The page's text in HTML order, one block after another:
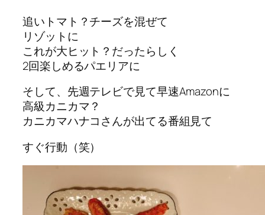
追いトマト？チーズを混ぜて
リゾットに
これが大ヒット？だったらしく
2回楽しめるパエリアに
そして、先週テレビで見て早速Amazonに
高級カニカマ？
カニカマハナコさんが出てる番組見て
すぐ行動（笑）